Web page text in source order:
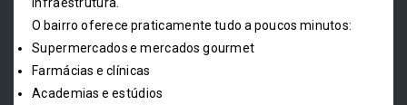
O bairro oferece praticamente tudo a poucos minutos:
Supermercados e mercados gourmet
Farmácias e clínicas
Academias e estúdios